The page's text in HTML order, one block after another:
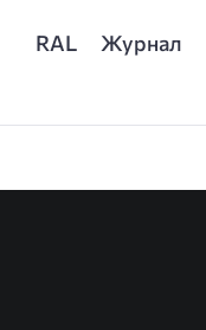
RAL Журнал